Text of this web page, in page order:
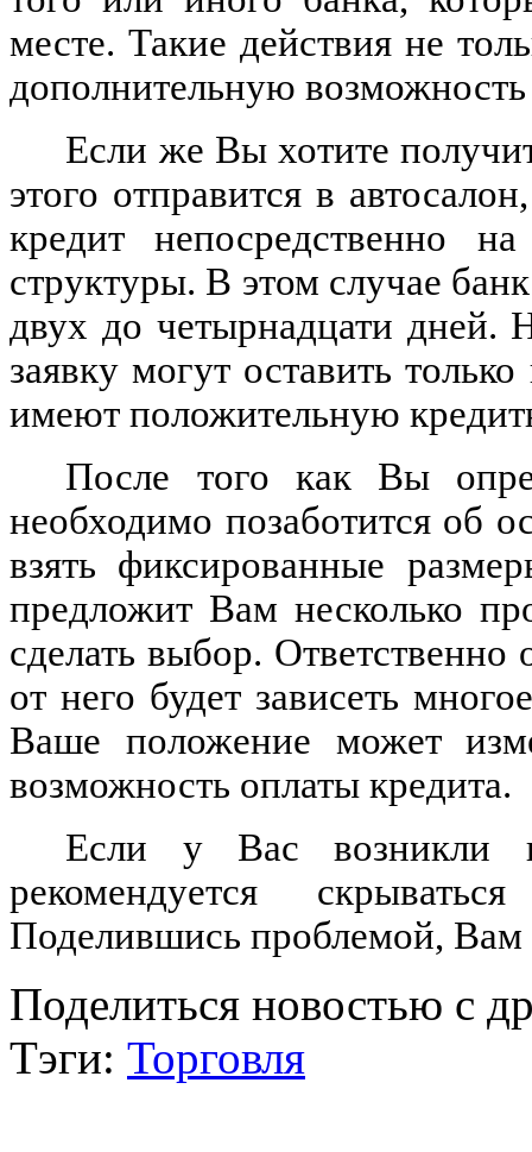
месте. Такие действия не
дополнительную
Если же Вы хотите
этого отправится в
кредит непосредственно
структуры. В этом случае
двух до четырнадцати дней.
заявку могут оставить
имеют положительную
После того как Вы
необходимо позаботится об
взять фиксированные
предложит Вам несколько
сделать выбор. Ответственно
от него будет зависеть
Ваше положение может
возможность оплаты кредита.
Если у Вас возникли
рекомендуется
Поделившись проблемой, Вам
Поделиться новостью с
Тэги: Торговля